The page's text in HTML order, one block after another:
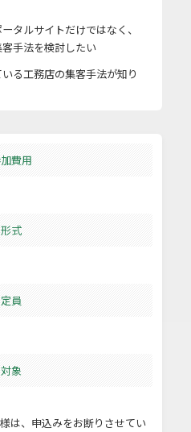
タルサイトだけではなく、
手法を検討したい
る工務店の集客手法が知り
費用
形式
定員
対象
は、申込みをお断りさせてい